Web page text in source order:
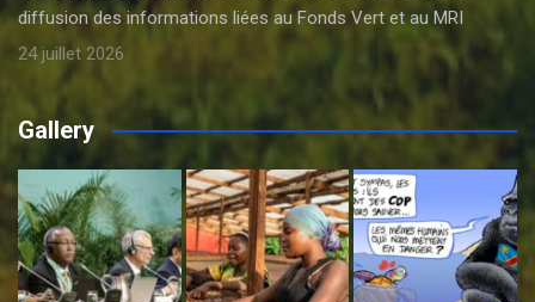
diffusion des informations liées au Fonds Vert et au MRI
24 juillet 2026
Gallery